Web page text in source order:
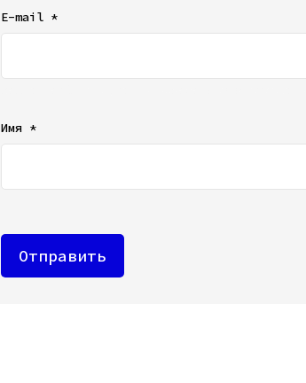
E-mail *
Имя *
Отправить